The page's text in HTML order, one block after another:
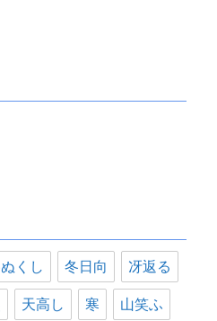
くし 冬日向 冴返る
天高し 寒 山笑ふ